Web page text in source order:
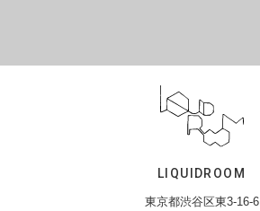
LIQUIDROOM
東京都渋谷区東3-16-6